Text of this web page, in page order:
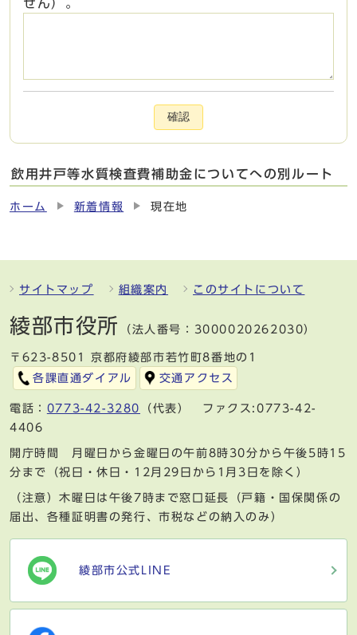
せん）。
確認
飲用井戸等水質検査費補助金についてへの別ルート
ホーム 新着情報 現在地
サイトマップ 組織案内 このサイトについて
綾部市役所 （法人番号：3000020262030）
〒623-8501 京都府綾部市若竹町8番地の1
各課直通ダイアル
交通アクセス
電話： 0773-42-3280
（代表） ファクス:0773-42-
4406
開庁時間 月曜日から金曜日の午前8時30分から午後5時15
分まで（祝日・休日・12月29日から1月3日を除く）
（注意）木曜日は午後7時まで窓口延長（戸籍・国保関係の
届出、各種証明書の発行、市税などの納入のみ）
綾部市公式LINE